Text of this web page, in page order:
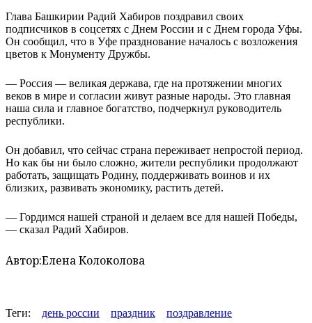
Глава Башкирии Радий Хабиров поздравил своих
подписчиков в соцсетях с Днем России и с Днем города Уфы.
Он сообщил, что в Уфе празднование началось с возложения
цветов к Монументу Дружбы.
— Россия — великая держава, где на протяжении многих
веков в мире и согласии живут разные народы. Это главная
наша сила и главное богатство, подчеркнул руководитель
республики.
Он добавил, что сейчас страна переживает непростой период.
Но как бы ни было сложно, жители республики продолжают
работать, защищать Родину, поддерживать воинов и их
близких, развивать экономику, растить детей.
— Гордимся нашей страной и делаем все для нашей Победы,
— сказал Радий Хабиров.
Автор:Елена Колоколова
Теги: день россии праздник поздравление